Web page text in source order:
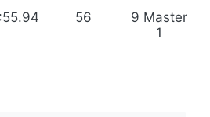
56
9 Master
1